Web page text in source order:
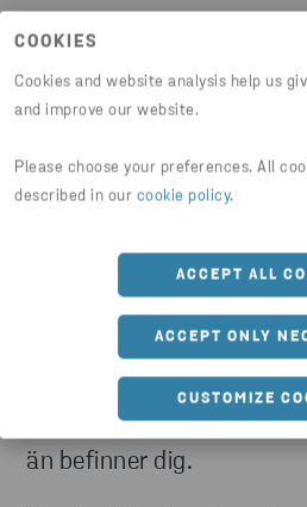
COOKIES
Cookies and website analysis help us
and improve our website.
Please choose your preferences. All
described in our cookie policy.
ACCEPT ALL
ACCEPT ONLY
CUSTOMIZE
Boka tömning i
Via kundportalen
att beställa tömning från
än befinner dig.